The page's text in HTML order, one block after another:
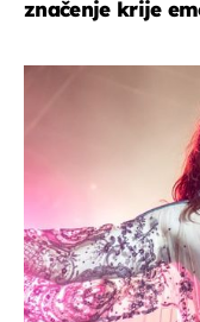
značenje krije